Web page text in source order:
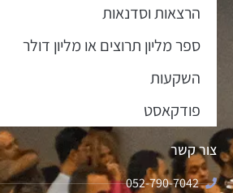
הרצאות וסדנאות
ספר מליון תרוצים או מליון דולר
השקעות
פודקאסט
צור קשר
052-790-7042